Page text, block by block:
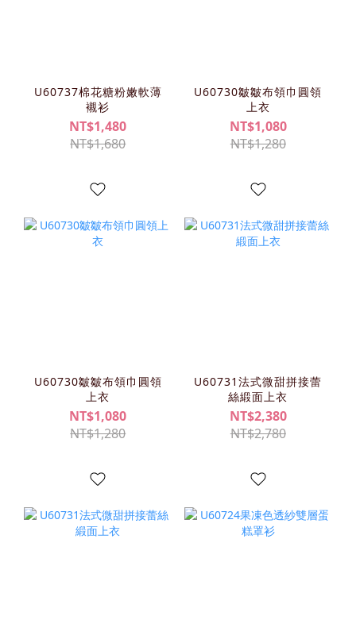
U60737棉花糖粉嫩軟薄
襯衫
NT$1,480
NT$1,680
U60730皺皺布領巾圓領
上衣
NT$1,080
NT$1,280
U60730皺皺布領巾圓領
上衣
NT$1,080
NT$1,280
U60731法式微甜拼接蕾
絲緞面上衣
NT$2,380
NT$2,780